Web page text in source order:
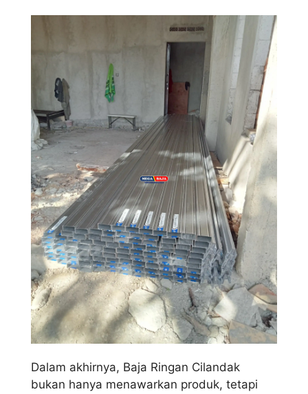
Dalam akhirnya, Baja Ringan Cilandak
bukan hanya menawarkan produk, tetapi